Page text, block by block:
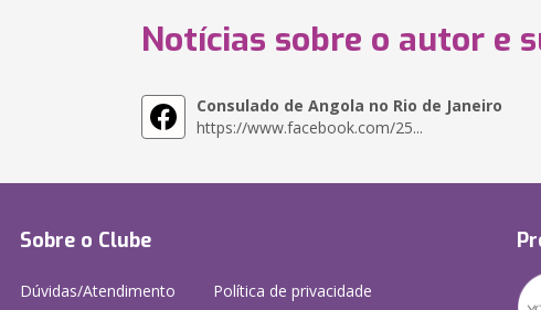
Notícias sobre o autor e
Consulado de Angola no Rio de Janeiro
https://www.facebook.com/25...
Sobre o Clube
Dúvidas/Atendimento
Política de privacidade